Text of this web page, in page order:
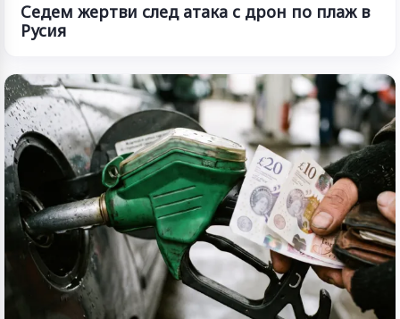
Седем жертви след атака с дрон по плаж в
Русия